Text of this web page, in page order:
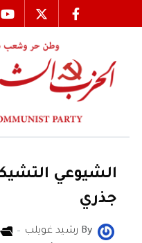
الشيوعي
جذري
By رشيد غويلب